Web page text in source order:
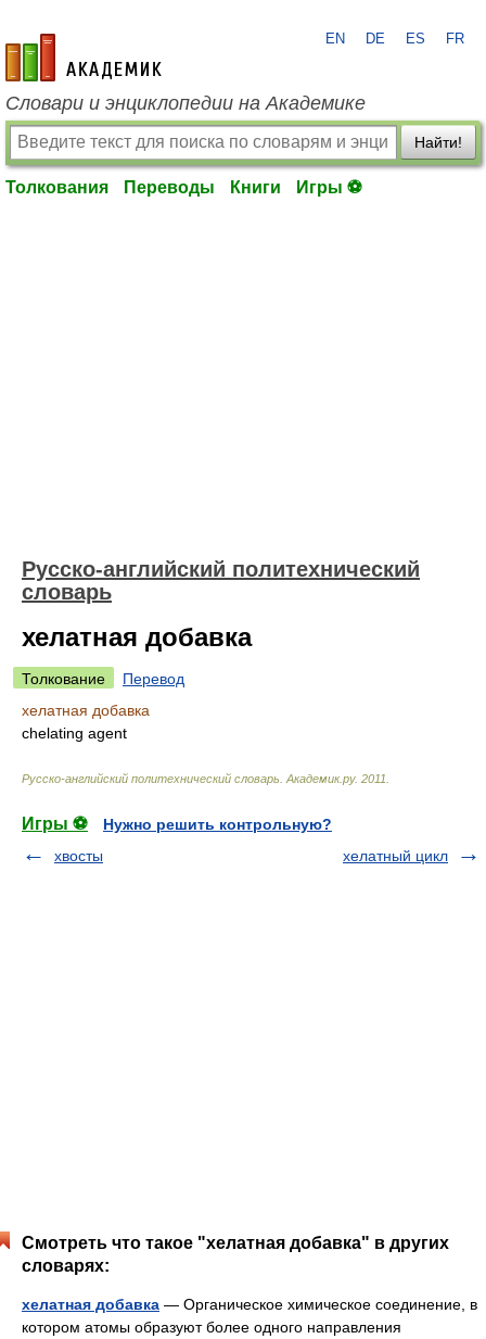
academic.ru
EN DE ES FR
Словари и энциклопедии на Академике
Найти!
Толкования Переводы Книги Игры ⚽
Русско-английский политехнический
словарь
хелатная добавка
Толкование
Перевод
хелатная добавка
chelating agent
Русско-английский политехнический словарь Академик.ру. 2011
Игры ⚽
Нужно решить контрольную?
хвосты
хелатный цикл
Смотреть что такое "хелатная добавка" в других
словарях:
хелатная добавка — Органическое химическое соединение, в
котором атомы образуют более одного направления